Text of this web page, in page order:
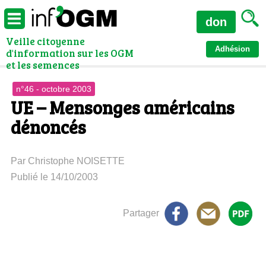
Veille citoyenne
d'information sur les OGM
et les semences
Adhésion
don
n°46 - octobre 2003
UE – Mensonges américains
dénoncés
Par Christophe NOISETTE
Publié le 14/10/2003
Partager